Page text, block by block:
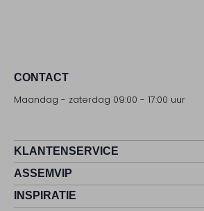
CONTACT
Maandag - zaterdag 09:00 - 17:00 uur
KLANTENSERVICE
ASSEMVIP
INSPIRATIE